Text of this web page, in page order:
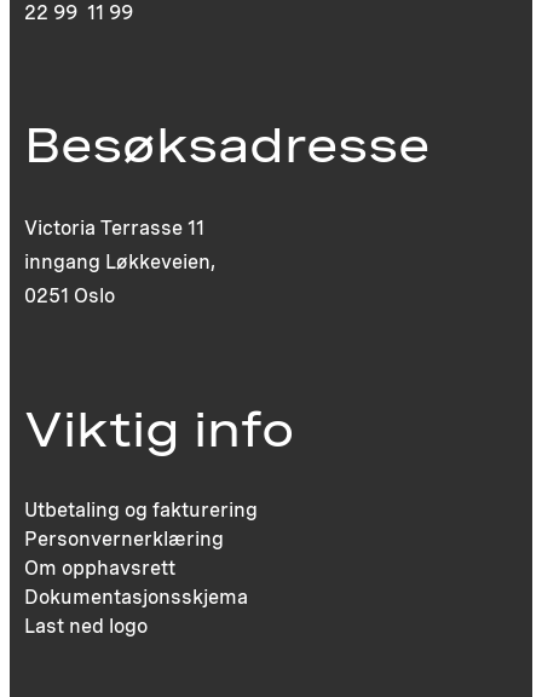
22 99 11 99
Besøksadresse
Victoria Terrasse 11
inngang Løkkeveien,
0251 Oslo
Viktig info
Utbetaling og fakturering
Personvernerklæring
Om opphavsrett
Dokumentasjonsskjema
Last ned logo